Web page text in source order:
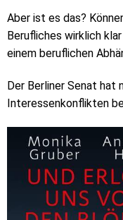
Aber ist es das?
Berufliches wirklich
einem beruflichen
Der Berliner Senat hat
Interessenkonflikten